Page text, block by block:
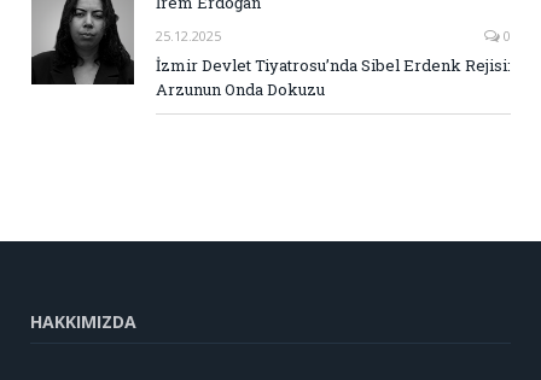
25.12.2025 0
İzmir Devlet Tiyatrosu’nda Sibel Erdenk Rejisi:
Arzunun Onda Dokuzu
HAKKIMIZDA